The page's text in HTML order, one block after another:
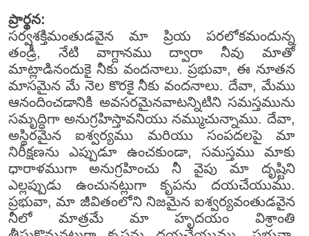
ప్రార్థన:
సర్వశక్తిమంతుడవైన మా ప్రియ పరలోకమందున్న
తండ్రీ, నేటి వాగ్దానము ద్వారా నీవు మాతో
మాట్లాడినందుకై నీకు వందనాలు. ప్రభువా, ఈ నూతన
మాసమైన మే నెల కొరకై నీకు వందనాలు. దేవా, మేము
ఆనందించడానికి అవసరమైనవాటన్నిటిని సమస్తమును
సమృద్ధిగా అనుగ్రహిస్తావనియు నమ్ముచున్నాము. దేవా,
అస్థిరమైన ఐశ్వర్యము మరియు సంపదలపై మా
నిరీక్షణను ఎప్పుడూ ఉంచకుండా, సమస్తము మాకు
ధారాళముగా అనుగ్రహించు నీ వైపు మా దృష్టిని
ఎల్లప్పుడు ఉంచునట్లుగా కృపను దయచేయుము.
ప్రభువా, మా జీవితంలోని నిజమైన ఐశ్వర్యవంతుడవైన
నీలో మాత్రమే మా హృదయం విశ్రాంతి